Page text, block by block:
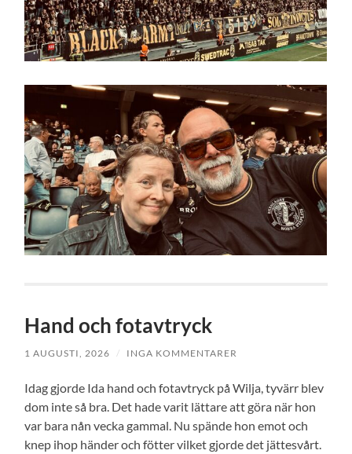
Hand och fotavtryck
1 AUGUSTI, 2026 / INGA KOMMENTARER
Idag gjorde Ida hand och fotavtryck på Wilja, tyvärr blev
dom inte så bra. Det hade varit lättare att göra när hon
var bara nån vecka gammal. Nu spände hon emot och
knep ihop händer och fötter vilket gjorde det jättesvårt.